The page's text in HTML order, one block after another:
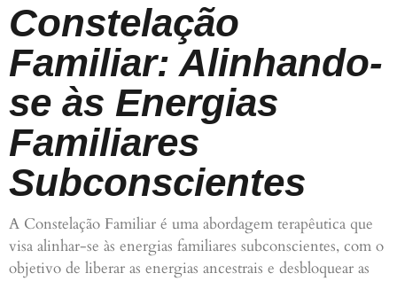
Constelação
Familiar: Alinhando-
se às Energias
Familiares
Subconscientes
A Constelação Familiar é uma abordagem terapêutica que
visa alinhar-se às energias familiares subconscientes, com o
objetivo de liberar as energias ancestrais e desbloquear as